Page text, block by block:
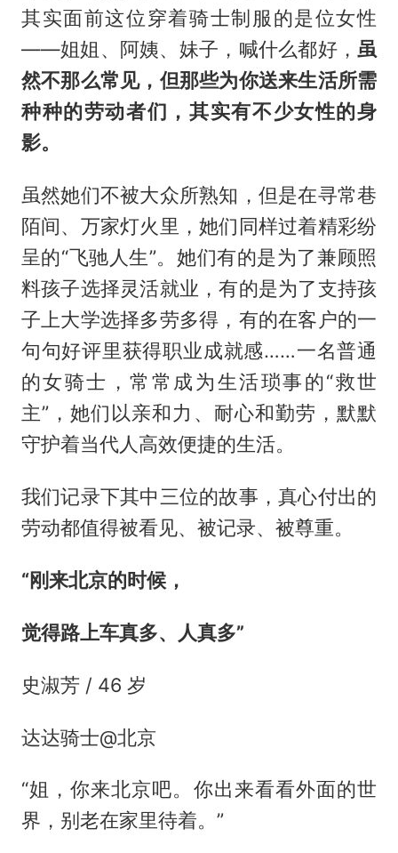
其实面前这位穿着骑士制服的是位女性
——姐姐、阿姨、妹子，喊什么都好，虽
然不那么常见，但那些为你送来生活所需
种种的劳动者们，其实有不少女性的身
影。
虽然她们不被大众所熟知，但是在寻常巷
陌间、万家灯火里，她们同样过着精彩纷
呈的“飞驰人生”。她们有的是为了兼顾照
料孩子选择灵活就业，有的是为了支持孩
子上大学选择多劳多得，有的在客户的一
句句好评里获得职业成就感……一名普通
的女骑士，常常成为生活琐事的“救世
主”，她们以亲和力、耐心和勤劳，默默
守护着当代人高效便捷的生活。
我们记录下其中三位的故事，真心付出的
劳动都值得被看见、被记录、被尊重。
“刚来北京的时候，
觉得路上车真多、人真多”
史淑芳 / 46 岁
达达骑士@北京
“姐，你来北京吧。你出来看看外面的世
界，别老在家里待着。”